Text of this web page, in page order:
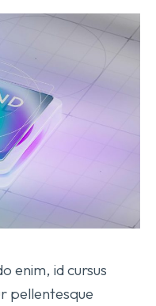
enim, id cursus
pellentesque